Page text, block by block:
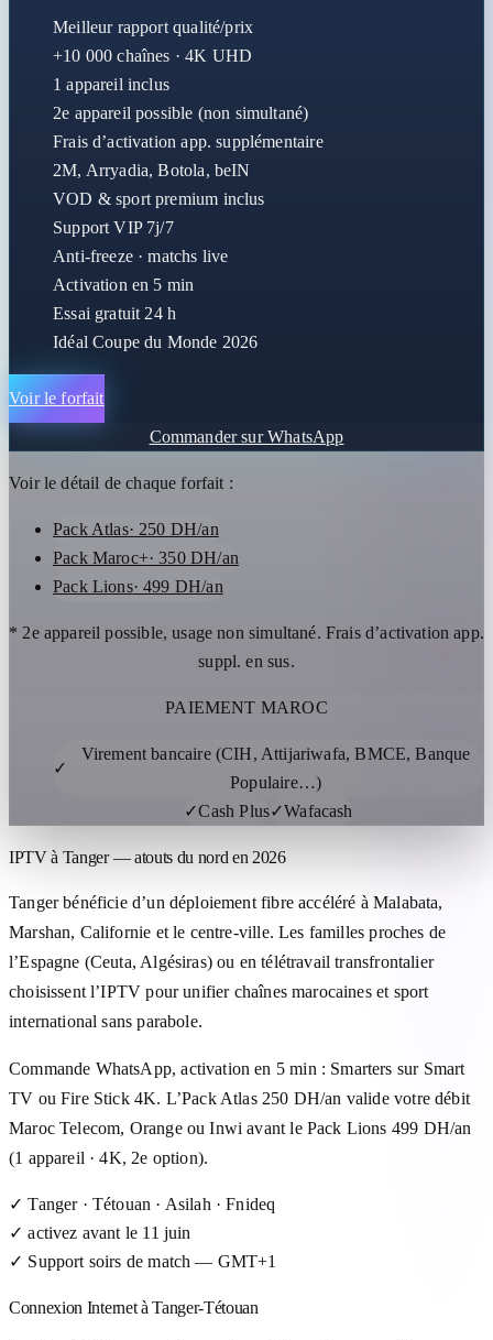
Meilleur rapport qualité/prix
+10 000 chaînes · 4K UHD
1 appareil inclus
2e appareil possible (non simultané)
Frais d’activation app. supplémentaire
2M, Arryadia, Botola, beIN
VOD & sport premium inclus
Support VIP 7j/7
Anti-freeze · matchs live
Activation en 5 min
Essai gratuit 24 h
Idéal Coupe du Monde 2026
Voir le forfait
Commander sur WhatsApp
Voir le détail de chaque forfait :
Pack Atlas· 250 DH/an
Pack Maroc+· 350 DH/an
Pack Lions· 499 DH/an
* 2e appareil possible, usage non simultané. Frais d’activation app.
suppl. en sus.
PAIEMENT MAROC
✓
Virement bancaire (CIH, Attijariwafa, BMCE, Banque
Populaire…)
✓Cash Plus✓Wafacash
IPTV à Tanger — atouts du nord en 2026
Tanger bénéficie d’un déploiement fibre accéléré à Malabata,
Marshan, Californie et le centre-ville. Les familles proches de
l’Espagne (Ceuta, Algésiras) ou en télétravail transfrontalier
choisissent l’IPTV pour unifier chaînes marocaines et sport
international sans parabole.
Commande WhatsApp, activation en 5 min : Smarters sur Smart
TV ou Fire Stick 4K. L’Pack Atlas 250 DH/an valide votre débit
Maroc Telecom, Orange ou Inwi avant le Pack Lions 499 DH/an
(1 appareil · 4K, 2e option).
✓ Tanger · Tétouan · Asilah · Fnideq
✓ activez avant le 11 juin
✓ Support soirs de match — GMT+1
Connexion Internet à Tanger-Tétouan